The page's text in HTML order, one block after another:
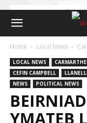
Home Local News
LOCAL NEWS
CEFIN CAMPBELL
NEWS
POLITICAL NEWS
YMATEB